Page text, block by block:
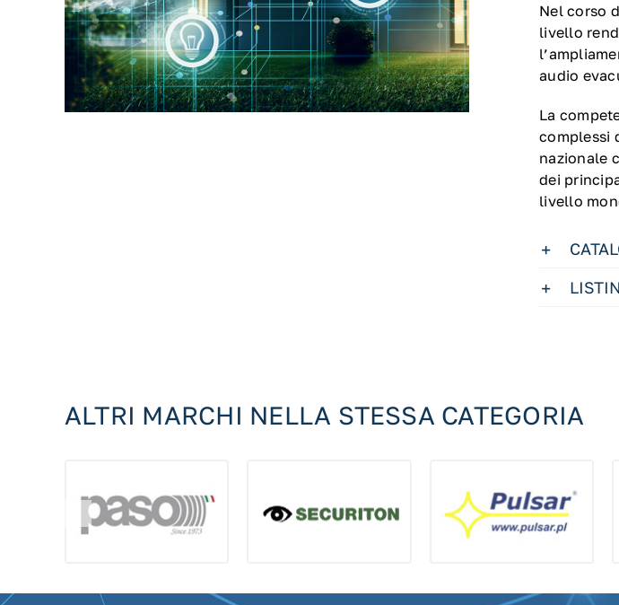
Nel corso
livello
audio
La
complessi
nazionale
dei
livello
ALTRI MARCHI NELLA STESSA CATEGORIA